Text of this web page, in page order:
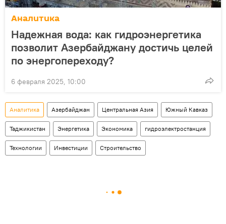
Аналитика
Надежная вода: как гидроэнергетика
позволит Азербайджану достичь целей
по энергопереходу?
6 февраля 2025, 10:00
Аналитика Азербайджан Центральная Азия Южный Кавказ
Таджикистан Энергетика Экономика гидроэлектростанция
Технологии Инвестиции Строительство